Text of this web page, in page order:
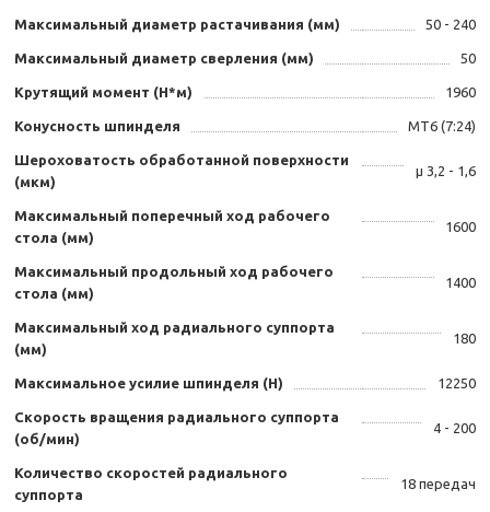
Максимальный диаметр растачивания (мм) 50 - 240
Максимальный диаметр сверления (мм) 50
Крутящий момент (Н*м) 1960
Конусность шпинделя MT6 (7:24)
Шероховатость обработанной поверхности
(мкм)
μ 3,2 - 1,6
Максимальный поперечный ход рабочего
стола (мм)
1600
Максимальный продольный ход рабочего
стола (мм)
1400
Максимальный ход радиального суппорта
(мм)
180
Максимальное усилие шпинделя (Н) 12250
Скорость вращения радиального суппорта
(об/мин)
4 - 200
Количество скоростей радиального
суппорта
18 передач